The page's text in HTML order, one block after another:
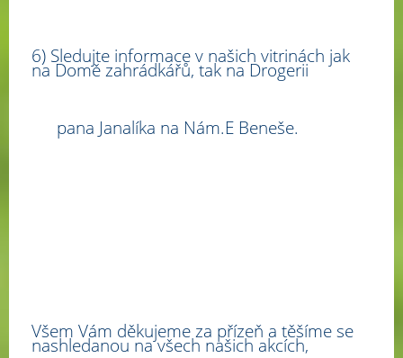
6) Sledujte informace v našich vitrinách jak
na Domě zahrádkářů, tak na Drogerii
pana Janalíka na Nám.E Beneše.
Všem Vám děkujeme za přízeň a těšíme se
nashledanou na všech našich akcích,